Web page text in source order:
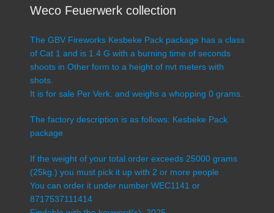
Weco Feuerwerk collection
The GBV Fireworks Kesbeke Pack package has a class
of Cat 1 and is 1.4 G with a burning time of seconds
shoots in Other form to a height of nvt meters with
shots.
It is for sale Per Verk. and weighs a whopping 0 grams.
The factory description is as follows: Kesbeke Pack
package
If the weight of your total order exceeds 25000 grams
(25kg.) you must pick it up with 2 or more people
You can order it under number WEC1141 or
8717537111414